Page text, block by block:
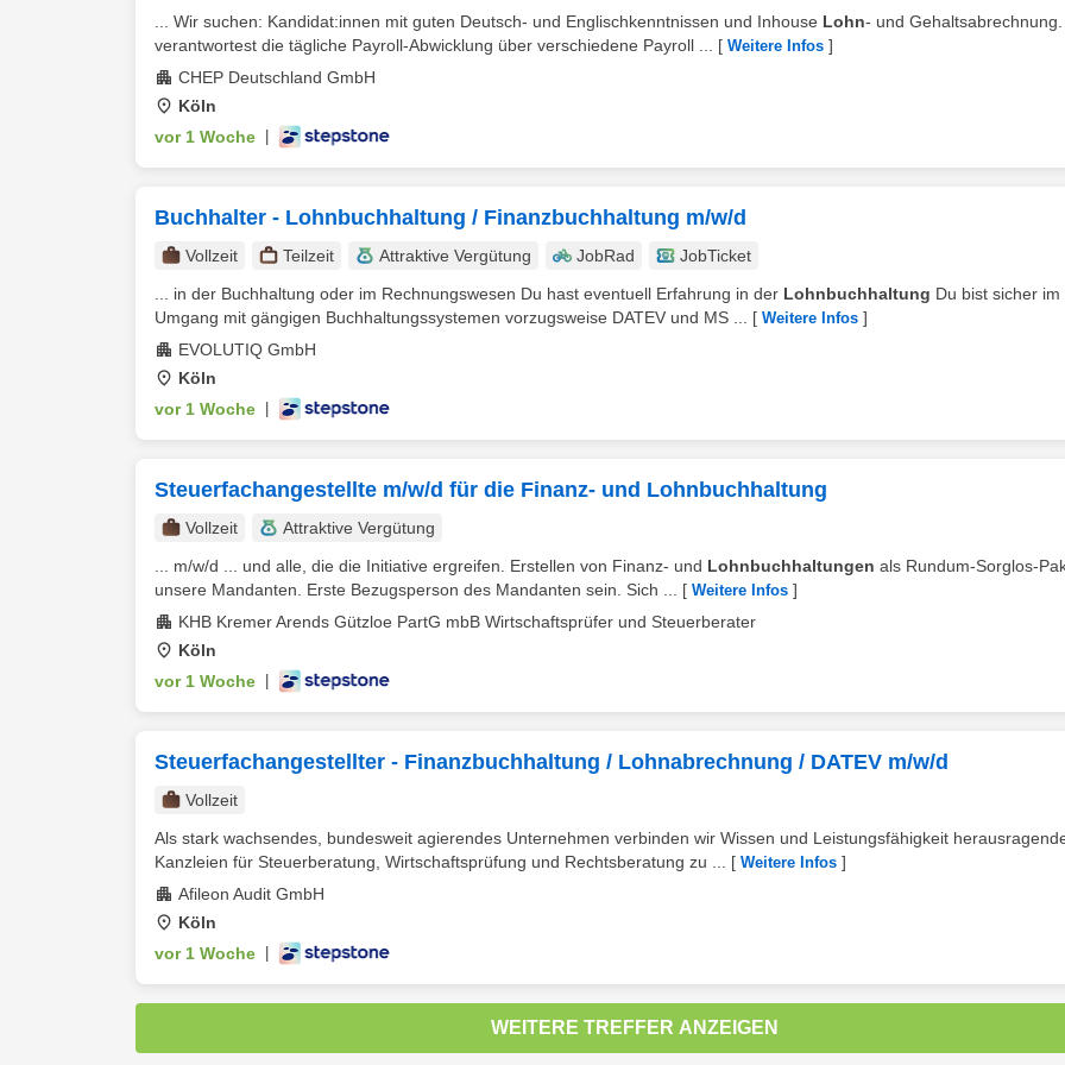
... Wir suchen: Kandidat:innen mit guten Deutsch- und Englischkenntnissen und Inhouse Lohn- und
verantwortest die tägliche Payroll-Abwicklung über verschiedene Payroll ...
[ Weitere Infos ]
CHEP Deutschland GmbH
Köln
vor 1 Woche
Buchhalter - Lohnbuchhaltung / Finanzbuchhaltung m/w/d
Vollzeit Teilzeit Attraktive Vergütung JobRad
JobTicket
... in der Buchhaltung oder im Rechnungswesen Du hast eventuell Erfahrung in der Lohnbuchhaltung Du bist sicher im
Umgang mit gängigen Buchhaltungssystemen vorzugsweise DATEV und MS ...
[ Weitere Infos ]
EVOLUTIQ GmbH
Köln
vor 1 Woche
Steuerfachangestellte m/w/d für die Finanz- und Lohnbuchhaltung
Vollzeit
Attraktive Vergütung
... m/w/d ... und alle, die die Initiative ergreifen. Erstellen von Finanz- und Lohnbuchhaltungen als Rundum-Sorglos-
unsere Mandanten. Erste Bezugsperson des Mandanten sein. Sich ...
[ Weitere Infos ]
KHB Kremer Arends Gützloe PartG mbB Wirtschaftsprüfer und Steuerberater
Köln
vor 1 Woche
Steuerfachangestellter - Finanzbuchhaltung / Lohnabrechnung / DATEV m/w/d
Vollzeit
Als stark wachsendes, bundesweit agierendes Unternehmen verbinden wir Wissen und Leistungsfähigkeit
Kanzleien für Steuerberatung, Wirtschaftsprüfung und Rechtsberatung zu ...
[ Weitere Infos ]
Afileon Audit GmbH
Köln
vor 1 Woche
WEITERE TREFFER ANZEIGEN